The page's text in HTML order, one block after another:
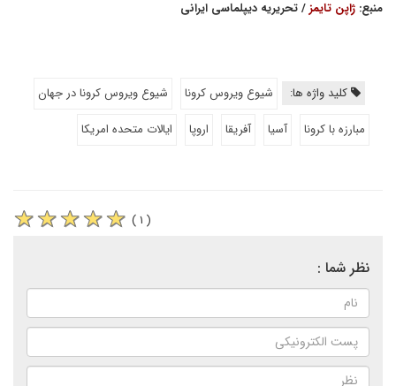
منبع: ژاپن تایمز/ تحریریه دیپلماسی ایرانی
کلید واژه ها: شیوع ویروس کرونا
شیوع ویروس کرونا در جهان
مبارزه با کرونا
آسیا آفریقا اروپا ایالات متحده امریکا
( ۱ )
نظر شما :